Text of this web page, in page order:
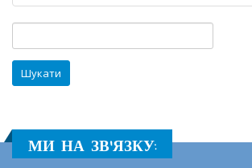
МИ НА ЗВ'ЯЗКУ: